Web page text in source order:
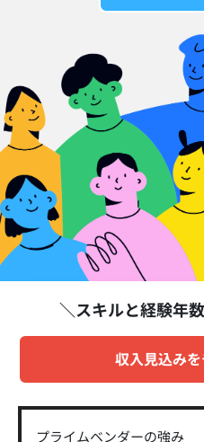
スキルと経験年
収入見込み
プライムベンダーの強み